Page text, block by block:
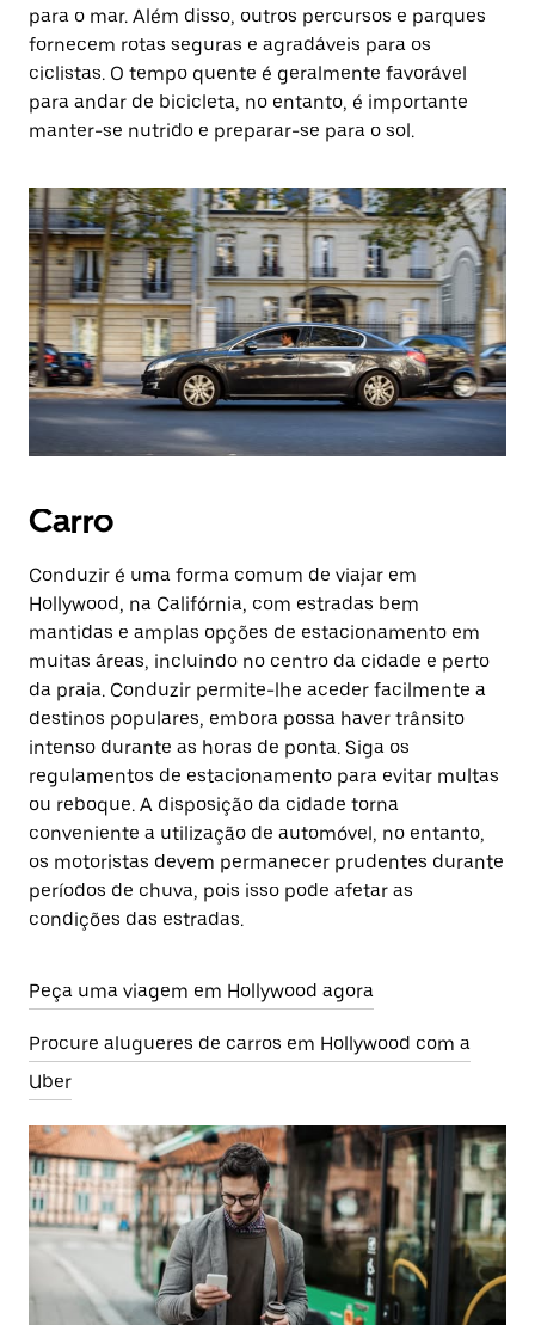
para o mar. Além disso, outros percursos e parques
fornecem rotas seguras e agradáveis para os
ciclistas. O tempo quente é geralmente favorável
para andar de bicicleta, no entanto, é importante
manter-se nutrido e preparar-se para o sol.
Carro
Conduzir é uma forma comum de viajar em
Hollywood, na Califórnia, com estradas bem
mantidas e amplas opções de estacionamento em
muitas áreas, incluindo no centro da cidade e perto
da praia. Conduzir permite-lhe aceder facilmente a
destinos populares, embora possa haver trânsito
intenso durante as horas de ponta. Siga os
regulamentos de estacionamento para evitar multas
ou reboque. A disposição da cidade torna
conveniente a utilização de automóvel, no entanto,
os motoristas devem permanecer prudentes durante
períodos de chuva, pois isso pode afetar as
condições das estradas.
Peça uma viagem em Hollywood agora
Procure alugueres de carros em Hollywood com a
Uber